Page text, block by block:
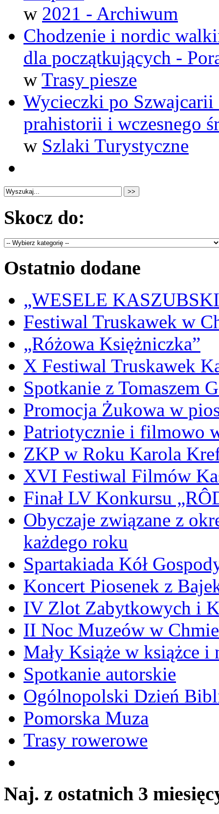
w 2021 - Archiwum
Chodzenie i nordic
dla początkujących -
w Trasy piesze
Wycieczki po
prahistorii i wczesnego
w Szlaki Turystyczne
Skocz do:
Ostatnio dodane
„WESELE
Festiwal Truskawek w
„Różowa Księżniczka”
X Festiwal Truskawek
Spotkanie z Tomaszem
Promocja Żukowa w
Patriotycznie i filmowo
ZKP w Roku Karola
XVI Festiwal Filmów
Finał LV Konkursu
Obyczaje związane z
każdego roku
Spartakiada Kół
Koncert Piosenek z
IV Zlot Zabytkowych i
II Noc Muzeów w
Mały Książe w książce i
Spotkanie autorskie
Ogólnopolski Dzień
Pomorska Muza
Trasy rowerowe
Naj. z ostatnich 3